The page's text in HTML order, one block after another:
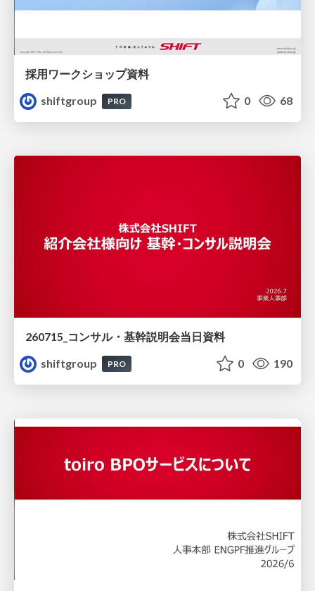
採用ワークショップ資料
shiftgroup
PRO 0 68
260715_コンサル・基幹説明会当日資料
shiftgroup
PRO 0 190